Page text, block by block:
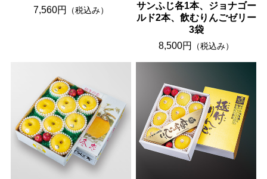
7,560円
（税込み）
サンふじ各1本、ジョナゴー
ルド2本、飲むりんごゼリー
3袋
8,500円
（税込み）